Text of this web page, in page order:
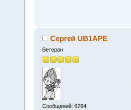
Сергей UB1APE
Ветеран
Сообщений: 6764